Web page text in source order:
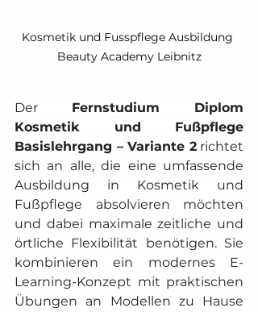
Kosmetik und Fusspflege Ausbildung
Beauty Academy Leibnitz
Der Fernstudium Diplom
Kosmetik und Fußpflege
Basislehrgang – Variante 2 richtet
sich an alle, die eine umfassende
Ausbildung in Kosmetik und
Fußpflege absolvieren möchten
und dabei maximale zeitliche und
örtliche Flexibilität benötigen. Sie
kombinieren ein modernes E-
Learning-Konzept mit praktischen
Übungen an Modellen zu Hause